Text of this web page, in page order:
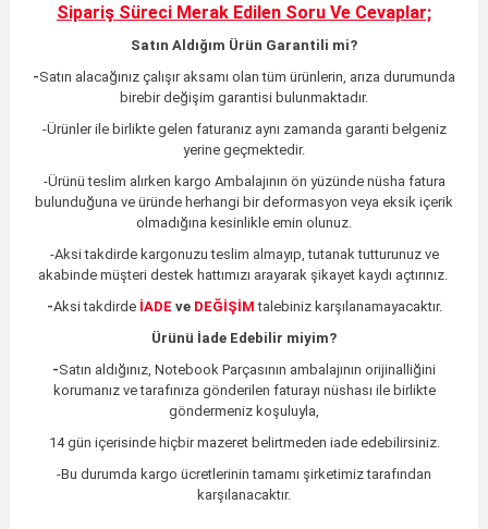
Sipariş Süreci Merak Edilen Soru Ve Cevaplar;
Satın Aldığım Ürün Garantili mi?
-Satın alacağınız çalışır aksamı olan tüm ürünlerin, arıza durumunda
birebir değişim garantisi bulunmaktadır.
-Ürünler ile birlikte gelen faturanız aynı zamanda garanti belgeniz
yerine geçmektedir.
-Ürünü teslim alırken kargo Ambalajının ön yüzünde nüsha fatura
bulunduğuna ve üründe herhangi bir deformasyon veya eksik içerik
olmadığına kesinlikle emin olunuz.
-Aksi takdirde kargonuzu teslim almayıp, tutanak tutturunuz ve
akabinde müşteri destek hattımızı arayarak şikayet kaydı açtırınız.
-Aksi takdirde İADE ve DEĞİŞİM talebiniz karşılanamayacaktır.
Ürünü İade Edebilir miyim?
-Satın aldığınız, Notebook Parçasının ambalajının orijinalliğini
korumanız ve tarafınıza gönderilen faturayı nüshası ile birlikte
göndermeniz koşuluyla,
14 gün içerisinde hiçbir mazeret belirtmeden iade edebilirsiniz.
-Bu durumda kargo ücretlerinin tamamı şirketimiz tarafından
karşılanacaktır.